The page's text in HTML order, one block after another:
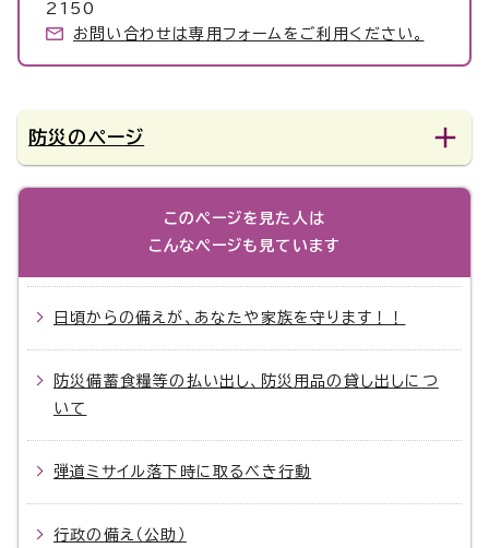
2150
お問い合わせは専用フォームをご利用ください。
防災のページ
このページを見た人は
こんなページも見ています
日頃からの備えが、あなたや家族を守ります！！
防災備蓄食糧等の払い出し、防災用品の貸し出しにつ
いて
弾道ミサイル落下時に取るべき行動
行政の備え（公助）